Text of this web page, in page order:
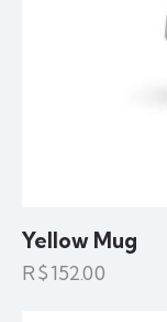
Yellow Mug
R$152.00